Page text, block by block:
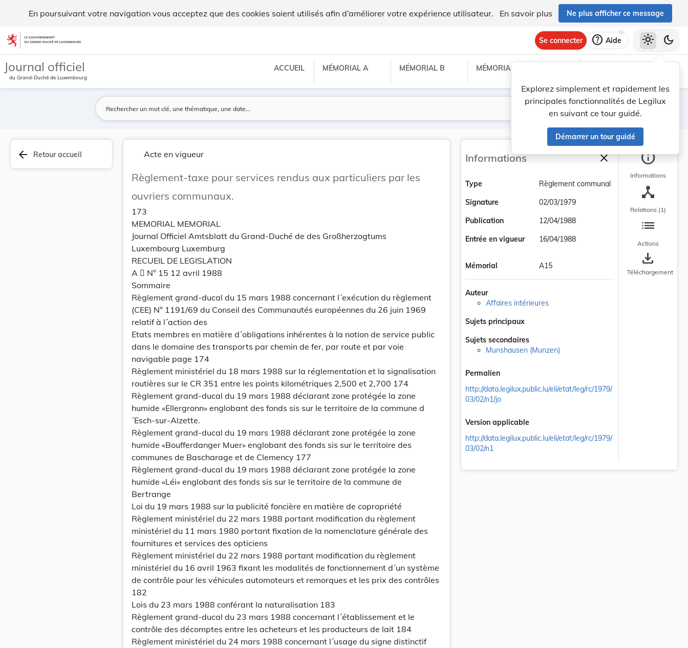
En poursuivant votre navigation vous acceptez que des cookies soient utilisés afin d’améliorer votre expérience utilisateur. En savoir plus Ne plus afficher ce message
Aller au contenu
Se connecter help Aide
Explorez simplement et rapidement les
principales fonctionnalités de Legilux
en suivant ce tour guidé.
Démarrer un tour guidé
light_mode dark_mode
Journal officiel
du Grand-Duché de Luxembourg
ACCUEIL MÉMORIAL A MÉMORIAL B MÉMORIAL C
Lancer la recherche
Filtres
arrow_back Retour accueil Acte en vigueur
Règlement-taxe pour services rendus aux particuliers par les
ouvriers communaux.
173
MEMORIAL MEMORIAL
Journal Officiel Amtsblatt du Grand-Duché de des Großherzogtums
Luxembourg Luxemburg
RECUEIL DE LEGISLATION
A  N° 15 12 avril 1988
Sommaire
Règlement grand-ducal du 15 mars 1988 concernant l´exécution du règlement
(CEE) N° 1191/69 du Conseil des Communautés européennes du 26 juin 1969
relatif à l´action des
Etats membres en matière d´obligations inhérentes à la notion de service public
dans le domaine des transports par chemin de fer, par route et par voie
navigable page 174
Règlement ministériel du 18 mars 1988 sur la réglementation et la signalisation
routières sur le CR 351 entre les points kilométriques 2,500 et 2,700 174
Règlement grand-ducal du 19 mars 1988 déclarant zone protégée la zone
humide «Ellergronn» englobant des fonds sis sur le territoire de la commune d
´Esch-sur-Alzette.
Règlement grand-ducal du 19 mars 1988 déclarant zone protégée la zone
humide «Boufferdanger Muer» englobant des fonds sis sur le territoire des
communes de Bascharage et de Clemency 177
Règlement grand-ducal du 19 mars 1988 déclarant zone protégée la zone
humide «Léi» englobant des fonds sis sur le territoire de la commune de
Bertrange
Loi du 19 mars 1988 sur la publicité foncière en matière de copropriété
Règlement ministériel du 22 mars 1988 portant modification du règlement
ministériel du 11 mars 1980 portant fixation de la nomenclature générale des
fournitures et services des opticiens
Règlement ministériel du 22 mars 1988 portant modification du règlement
ministériel du 16 avril 1963 fixant les modalités de fonctionnement d´un système
de contrôle pour les véhicules automoteurs et remorques et les prix des contrôles
182
Lois du 23 mars 1988 conférant la naturalisation 183
Règlement grand-ducal du 23 mars 1988 concernant l´établissement et le
contrôle des décomptes entre les acheteurs et les producteurs de lait 184
Règlement ministériel du 24 mars 1988 concernant l´usage du signe distinctif
Informations closeFermer la barre
Type
Règlement communal
Signature
02/03/1979
Publication
12/04/1988
Entrée en vigueur
16/04/1988
Mémorial A15
Auteur
Affaires intérieures
Sujets principaux
Sujets secondaires
Munshausen (Munzen)
Permalien
http://data.legilux.public.lu/eli/etat/leg/rc/1979/
03/02/n1/jo
Version applicable
http://data.legilux.public.lu/eli/etat/leg/rc/1979/
03/02/n1
info
Informations
device_hub
Relations (1)
list
Actions
save_alt
Téléchargement